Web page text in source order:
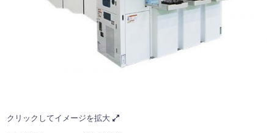
クリックしてイメージを拡大